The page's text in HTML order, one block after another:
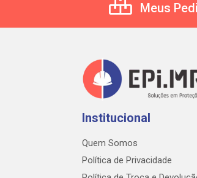
Meus
Institucional
Quem Somos
Política de Privacidade